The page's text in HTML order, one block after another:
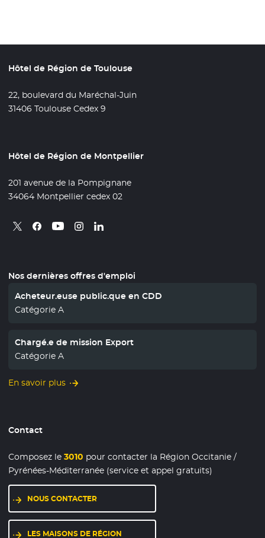
Hôtel de Région de Toulouse
22, boulevard du Maréchal-Juin
31406 Toulouse Cedex 9
Hôtel de Région de Montpellier
201 avenue de la Pompignane
34064 Montpellier cedex 02
Retrouvez nous sur X
- Nouvelle fenêtre
Retrouvez nous sur Facebook
- Nouvelle fenêtre
Retrouvez nous sur Youtube
- Nouvelle fenêtre
Retrouvez nous sur Instagram
- Nouvelle fenêtre
Retrouvez nous sur Linkedin
- Nouvelle fenêtre
Nos dernières offres d'emploi
Acheteur.euse public.que en CDD
Catégorie A
Chargé.e de mission Export
Catégorie A
En savoir plus
Contact
Composez le3010 pour contacter la Région Occitanie /
Pyrénées-Méditerranée (service et appel gratuits)
NOUS CONTACTER
LES MAISONS DE RÉGION